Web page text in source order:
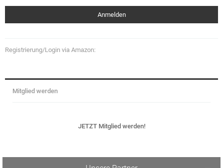
Registrierung/Login via Amazon:
Mitglied werden
JETZT Mitglied werden!